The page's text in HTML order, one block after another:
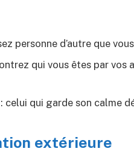
personne d’autre que
qui vous êtes par vos
: celui qui garde son calme
extérieure